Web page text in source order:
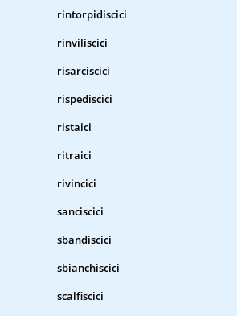
rintorpidiscici
rinviliscici
risarciscici
rispediscici
ristaici
ritraici
rivincici
sanciscici
sbandiscici
sbianchiscici
scalfiscici